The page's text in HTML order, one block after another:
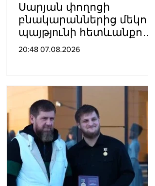
Սարյան փողոցի
բնակարաններից մեկում
պայթյnւնի հետևանքով
55-ամյա տղամարդը
20:48 07.08.2026